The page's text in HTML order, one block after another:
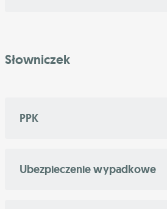
Słowniczek
PPK
Ubezpieczenie wypadkowe